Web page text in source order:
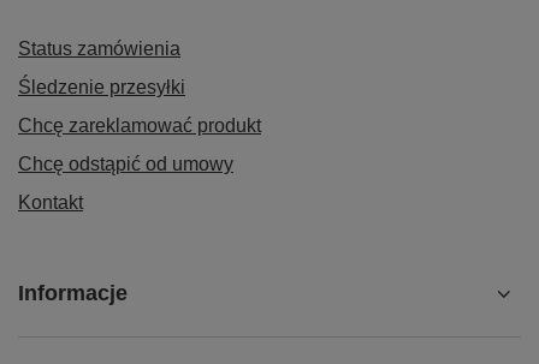
Status zamówienia
Śledzenie przesyłki
Chcę zareklamować produkt
Chcę odstąpić od umowy
Kontakt
Informacje